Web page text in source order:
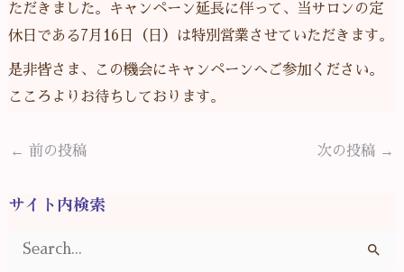
ただきました。キャンペーン延長に伴って、当サロンの定
休日である7月16日（日）は特別営業させていただきます。
是非皆さま、この機会にキャンペーンへご参加ください。
こころよりお待ちしております。
← 前の投稿 次の投稿 →
サイト内検索